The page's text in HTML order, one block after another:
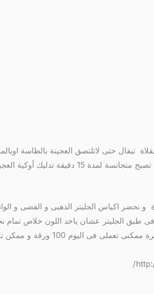
تيفال حتى لاتلتصق العجينة بالطاسة
و كل حاجة تمام نيجى للمهم